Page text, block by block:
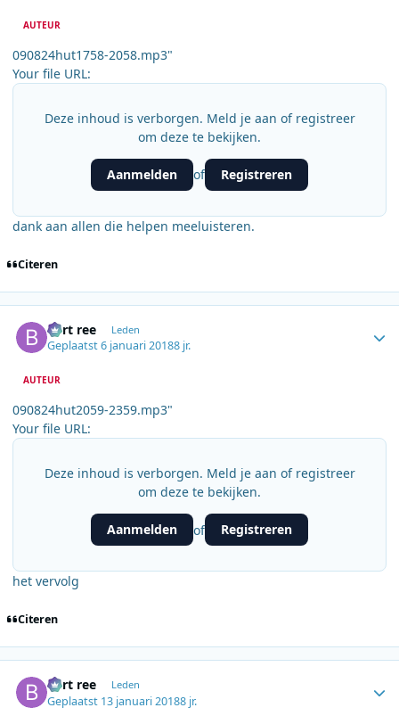
AUTEUR
090824hut1758-2058.mp3"
Your file URL:
Deze inhoud is verborgen. Meld je aan of registreer
om deze te bekijken.
Aanmelden of Registreren
dank aan allen die helpen meeluisteren.
Citeren
bert ree Leden
Geplaatst6 januari 20188 jr.
AUTEUR
090824hut2059-2359.mp3"
Your file URL:
Deze inhoud is verborgen. Meld je aan of registreer
om deze te bekijken.
Aanmelden of Registreren
het vervolg
Citeren
bert ree Leden
Geplaatst 13 januari 20188 jr.